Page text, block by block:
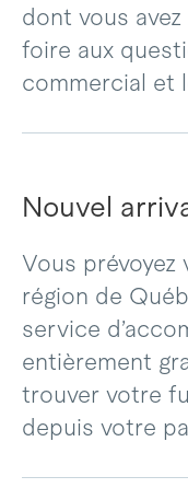
dont vous
foire aux
commercial et
Nouvel
Vous prévoyez
région de
service
entièrement
trouver votre
depuis votre